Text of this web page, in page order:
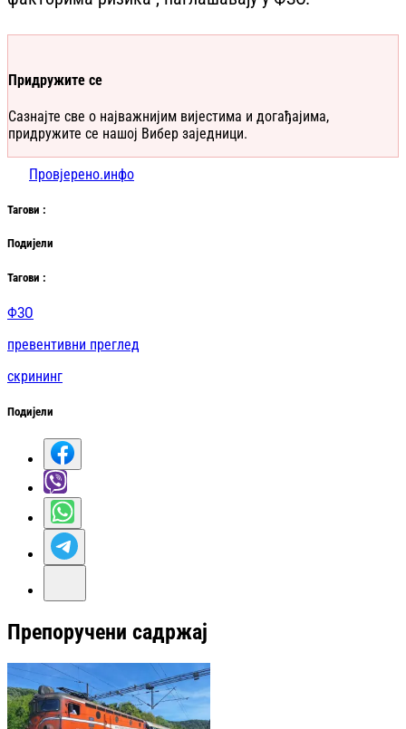
Придружите се
Сазнајте све о најважнијим вијестима и догађајима,
придружите се нашој Вибер заједници.
Провјерено.инфо
Тагови :
Подијели
Тагови :
ФЗО
превентивни преглед
скрининг
Подијели
Препоручени садржај